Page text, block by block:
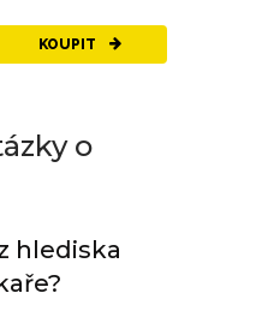
KOUPIT
o
hlediska